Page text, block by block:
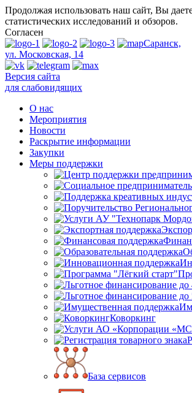
Продолжая использовать наш сайт, Вы
статистических исследований и обзоров.
Согласен
Саранск,
ул. Московская, 14
Версия сайта
для слабовидящих
О нас
Мероприятия
Новости
Раскрытие информации
Закупки
Меры поддержки
Коворкинг
База сервисов